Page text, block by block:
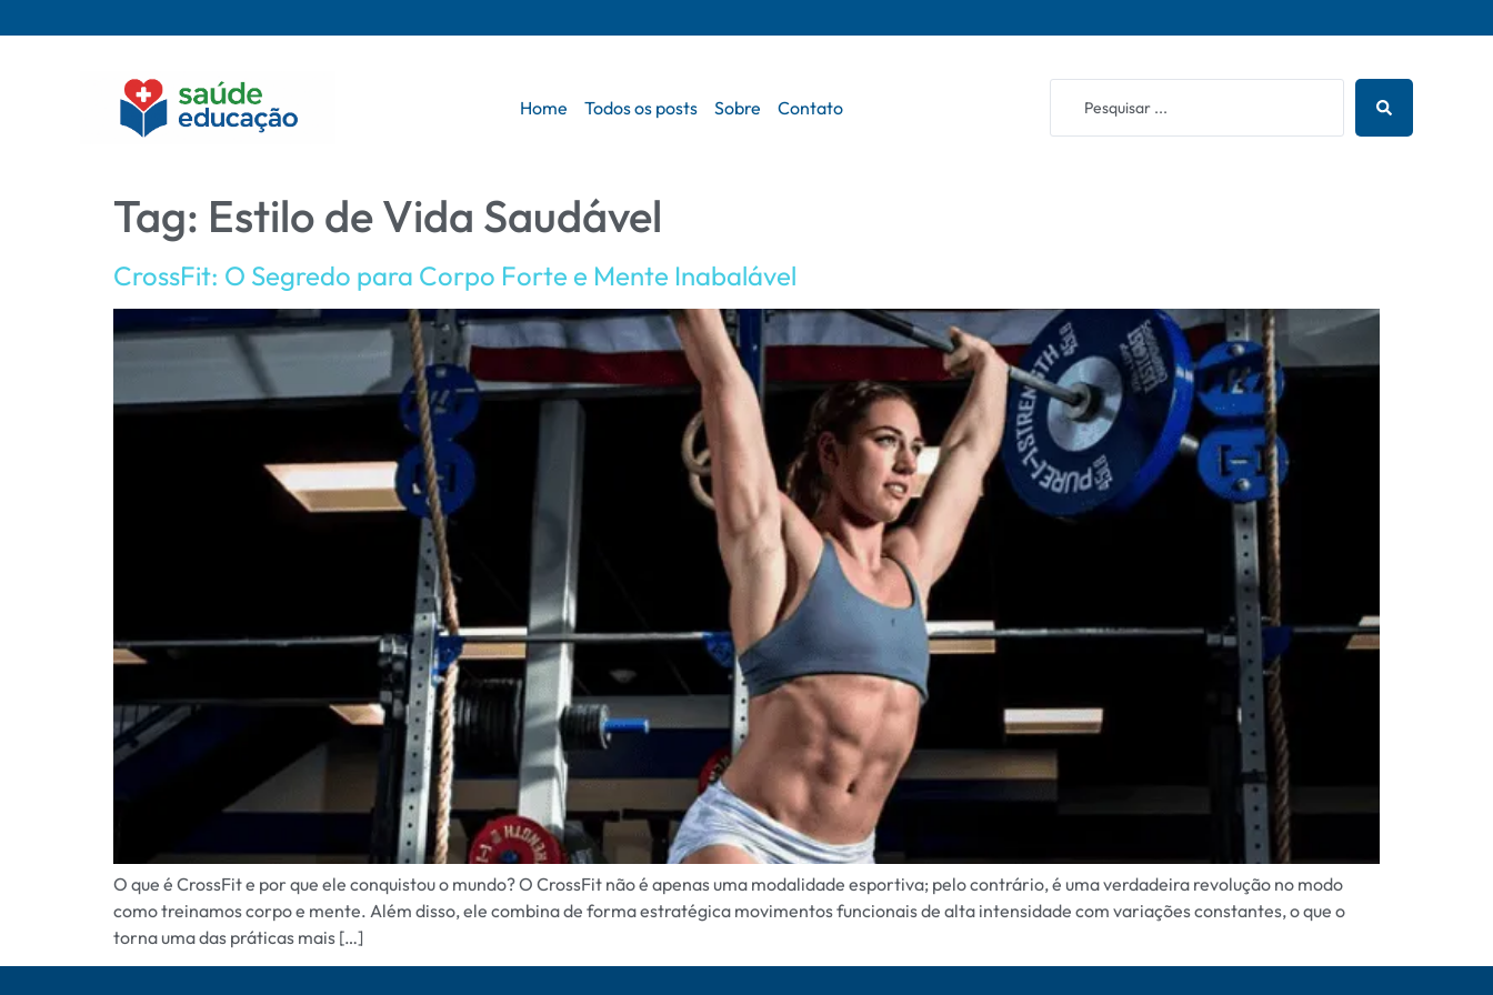
Home Todos os posts Sobre Contato
Tag: Estilo de Vida Saudável
CrossFit: O Segredo para Corpo Forte e Mente Inabalável
O que é CrossFit e por que ele conquistou o mundo? O CrossFit não é apenas uma modalidade esportiva; pelo contrário, é uma verdadeira revolução no modo
como treinamos corpo e mente. Além disso, ele combina de forma estratégica movimentos funcionais de alta intensidade com variações constantes, o que o
torna uma das práticas mais […]